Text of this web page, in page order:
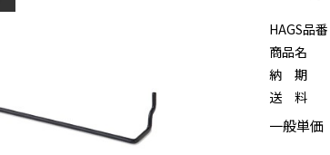
HAGS品番
商品名
納 期
送 料
一般単価